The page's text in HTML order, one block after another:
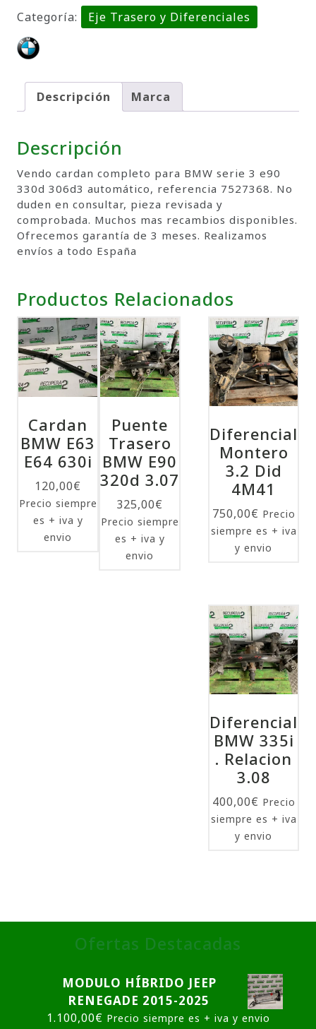
Categoría: Eje Trasero y Diferenciales
Descripción Marca
Descripción
Vendo cardan completo para BMW serie 3 e90
330d 306d3 automático, referencia 7527368. No
duden en consultar, pieza revisada y
comprobada. Muchos mas recambios disponibles.
Ofrecemos garantía de 3 meses. Realizamos
envíos a todo España
Productos Relacionados
Cardan
BMW E63
E64 630i
120,00€
Precio siempre
es + iva y
envio
Diferencial
Montero
3.2 Did
4M41
750,00€ Precio
siempre es + iva
y envio
Puente
Trasero
BMW E90
320d 3.07
325,00€
Precio siempre
es + iva y
envio
Diferencial
BMW 335i
. Relacion
3.08
400,00€ Precio
siempre es + iva
y envio
Ofertas Destacadas
MODULO HÍBRIDO JEEP
RENEGADE 2015-2025
1.100,00€ Precio siempre es + iva y envio